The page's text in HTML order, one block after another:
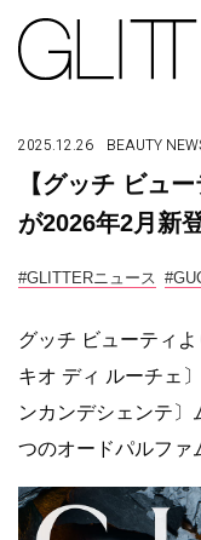
2025.12.26 BEAUTY
【グッチ ビュ
が2026年2月新
#GLITTERニュース
グッチ ビューティ
キオ ディ ルーチェ
ンカンデシェンテ
つのオードパルファ